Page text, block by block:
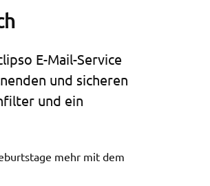
E-Mail-Service
und sicheren
und ein
mehr mit dem